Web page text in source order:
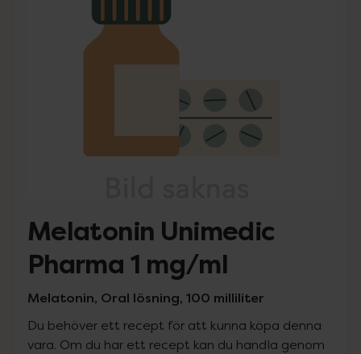
Lista: . Innehåller 1 objekt.
Melatonin Unimedic
Pharma 1 mg/ml
Melatonin, Oral lösning, 100 milliliter
Du behöver ett recept för att kunna köpa denna
vara. Om du har ett recept kan du handla genom